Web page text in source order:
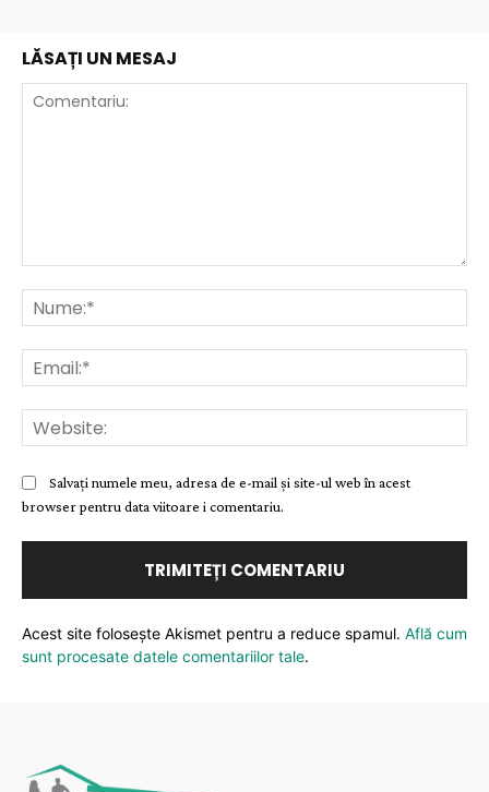
LĂSAȚI UN MESAJ
Salvați numele meu, adresa de e-mail și site-ul web în acest
browser pentru data viitoare i comentariu.
Acest site folosește Akismet pentru a reduce spamul. Află cum
sunt procesate datele comentariilor tale.